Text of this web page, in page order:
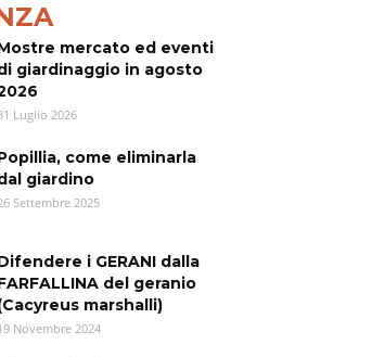
mercato ed eventi
giardinaggio in agosto
Luglio 2026
come eliminarla
giardino
Settembre 2025
i GERANI dalla
del geranio
marshalli)
Novembre 2024